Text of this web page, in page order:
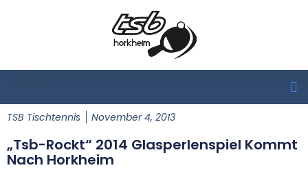
TSB Tischtennis November 4, 2013
„tsb-Rockt“ 2014 Glasperlenspiel Kommt
Nach Horkheim